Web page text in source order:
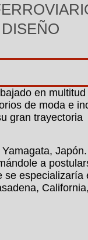
en multitud
de moda e
gran trayectoria
a
se especializaría